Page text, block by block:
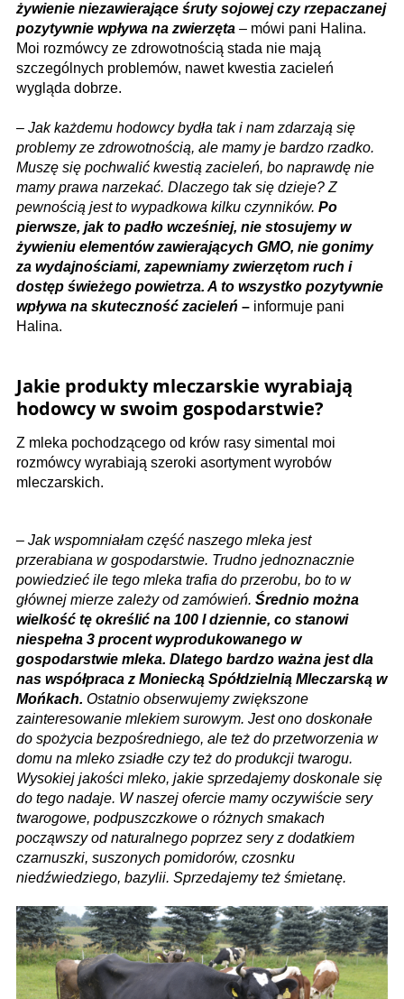
żywienie niezawierające śruty sojowej czy rzepaczanej
pozytywnie wpływa na zwierzęta – mówi pani Halina.
Moi rozmówcy ze zdrowotnością stada nie mają
szczególnych problemów, nawet kwestia zacieleń
wygląda dobrze.
– Jak każdemu hodowcy bydła tak i nam zdarzają się
problemy ze zdrowotnością, ale mamy je bardzo rzadko.
Muszę się pochwalić kwestią zacieleń, bo naprawdę nie
mamy prawa narzekać. Dlaczego tak się dzieje? Z
pewnością jest to wypadkowa kilku czynników. Po
pierwsze, jak to padło wcześniej, nie stosujemy w
żywieniu elementów zawierających GMO, nie gonimy
za wydajnościami, zapewniamy zwierzętom ruch i
dostęp świeżego powietrza. A to wszystko pozytywnie
wpływa na skuteczność zacieleń – informuje pani
Halina.
Jakie produkty mleczarskie wyrabiają
hodowcy w swoim gospodarstwie?
Z mleka pochodzącego od krów rasy simental moi
rozmówcy wyrabiają szeroki asortyment wyrobów
mleczarskich.
– Jak wspomniałam część naszego mleka jest
przerabiana w gospodarstwie. Trudno jednoznacznie
powiedzieć ile tego mleka trafia do przerobu, bo to w
głównej mierze zależy od zamówień. Średnio można
wielkość tę określić na 100 l dziennie, co stanowi
niespełna 3 procent wyprodukowanego w
gospodarstwie mleka. Dlatego bardzo ważna jest dla
nas współpraca z Moniecką Spółdzielnią Mleczarską w
Mońkach. Ostatnio obserwujemy zwiększone
zainteresowanie mlekiem surowym. Jest ono doskonałe
do spożycia bezpośredniego, ale też do przetworzenia w
domu na mleko zsiadłe czy też do produkcji twarogu.
Wysokiej jakości mleko, jakie sprzedajemy doskonale się
do tego nadaje. W naszej ofercie mamy oczywiście sery
twarogowe, podpuszczkowe o różnych smakach
począwszy od naturalnego poprzez sery z dodatkiem
czarnuszki, suszonych pomidorów, czosnku
niedźwiedziego, bazylii. Sprzedajemy też śmietanę.